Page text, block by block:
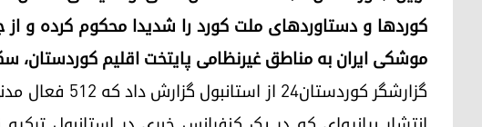
کوردها و دستاوردهای ملت کورد را شدیدا محکوم کرده و از
موشکی ایران به مناطق غیرنظامی پایتخت اقلیم کوردستان،
گزارشگر